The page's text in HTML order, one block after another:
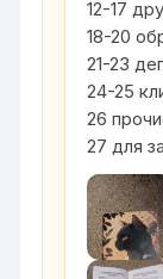
12-17
18-20
21-23
24-25
26
27 для